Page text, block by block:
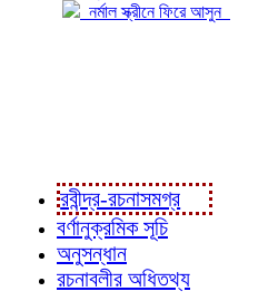
নর্মাল স্ক্রীনে ফিরে আসুন
রবীন্দ্র-রচনাসমগ্র
বর্ণানুক্রমিক সূচি
অনুসন্ধান
রচনাবলীর অধিতথ্য